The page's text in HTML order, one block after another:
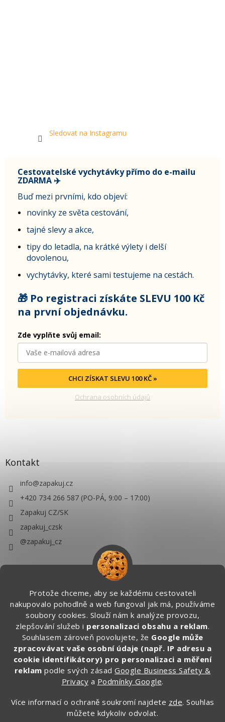
Protože chceme, aby se každému cestovateli
nakupovalo pohodlně a web fungoval jak má, používáme
soubory cookies. Slouží nám k analýze provozu,
zlepšování služeb i personalizaci obsahu a reklam.
Souhlasem zároveň povolujete, že Google může
zpracovávat vaše osobní údaje (např. IP adresu a
cookie identifikátory) pro personalizaci a měření
reklam podle svých zásadGoogle Business Safety &
Privacy a Podmínky Google.
Více informací o ochraně soukromí najdete zde. Souhlas
můžete kdykoliv odvolat.
Sledovat na Instagramu
Cestovatelské vychytávky přímo do e-mailu
ZDARMA ✈️
Buď mezi prvními, kdo objeví:
novinky ze světa cestování,
tajné slevy a akce,
tipy do letadla, na krátké výlety i delší
dovolenou,
vychytávky, které sami testujeme na cestách.
🎁 Po registraci získáte SLEVU 100 Kč
na první objednávku.
Zde vyplňte svůj email:
CHCI ZÍSKAT SLEVU 100 KČ »
Ochrana osobních údajů
Kontakt
info@zapakuj.cz
+420 734 266 587 (PO-PÁ, 9:00 – 17:00)
Zapakuj CZ/SK
zapakuj_czsk
@zapakuj_cz
Vytvořil Shoptet